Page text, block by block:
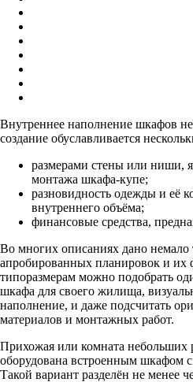
Внутреннее наполнение шкафов
создание обуславливается
размерами стены или ниши,
монтажа шкафа-купе;
разновидность одежды и её
внутреннего объёма;
финансовые средства,
Во многих описаниях дано немало
апробированных планировок и их
типоразмерам можно подобрать
шкафа для своего жилища,
наполнение, и даже подсчитать
материалов и монтажных работ.
Прихожая или комната небольших
оборудована встроенным шкафом
Такой вариант разделён не менее